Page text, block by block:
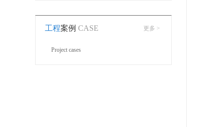
power cable
工程案例 CASE
Project cases
更多 >